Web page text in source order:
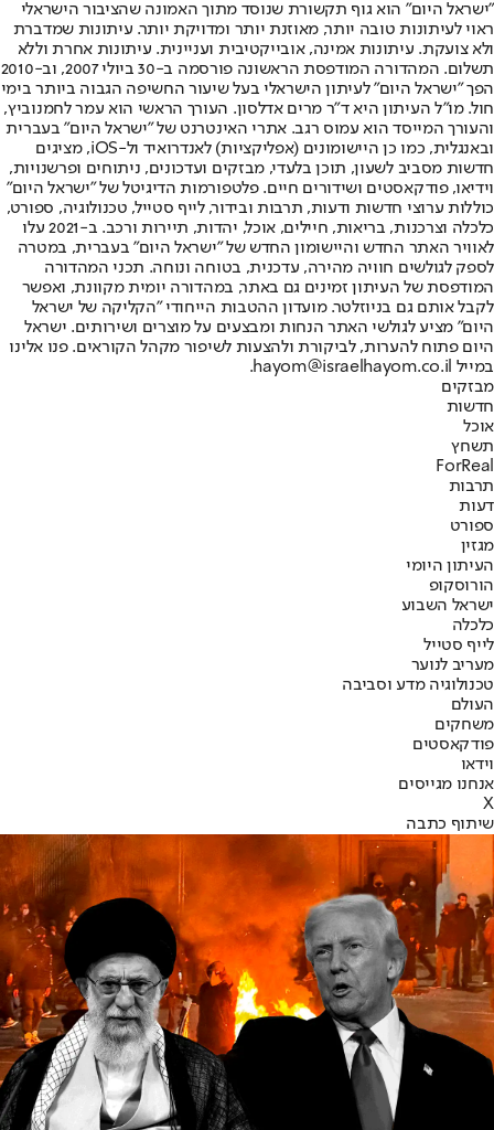
"ישראל היום" הוא גוף תקשורת שנוסד מתוך האמונה שהציבור הישראלי
ראוי לעיתונות טובה יותר, מאוזנת יותר ומדויקת יותר. עיתונות שמדברת
ולא צועקת. עיתונות אמינה, אובייקטיבית ועניינית. עיתונות אחרת וללא
תשלום. המהדורה המודפסת הראשונה פורסמה ב-30 ביולי 2007, וב-2010
הפך "ישראל היום" לעיתון הישראלי בעל שיעור החשיפה הגבוה ביותר בימי
חול. מו"ל העיתון היא ד"ר מרים אדלסון. העורך הראשי הוא עמר לחמנוביץ,
והעורך המייסד הוא עמוס רגב. אתרי האינטרנט של "ישראל היום" בעברית
ובאנגלית, כמו כן היישומונים (אפליקציות) לאנדרואיד ול-iOS, מציגים
חדשות מסביב לשעון, תוכן בלעדי, מבזקים ועדכונים, ניתוחים ופרשנויות,
וידיאו, פודקאסטים ושידורים חיים. פלטפורמות הדיגיטל של "ישראל היום"
כוללות ערוצי חדשות ודעות, תרבות ובידור, לייף סטייל, טכנולוגיה, ספורט,
כלכלה וצרכנות, בריאות, חיילים, אוכל, יהדות, תיירות ורכב. ב-2021 עלו
לאוויר האתר החדש והיישומון החדש של "ישראל היום" בעברית, במטרה
לספק לגולשים חוויה מהירה, עדכנית, בטוחה ונוחה. תכני המהדורה
המודפסת של העיתון זמינים גם באתר, במהדורה יומית מקוונת, ואפשר
לקבל אותם גם בניוזלטר. מועדון ההטבות הייחודי "הקליקה של ישראל
היום" מציע לגולשי האתר הנחות ומבצעים על מוצרים ושירותים. ישראל
היום פתוח להערות, לביקורת ולהצעות לשיפור מקהל הקוראים. פנו אלינו
במייל hayom@israelhayom.co.il.
מבזקים
חדשות
אוכל
תשחץ
ForReal
תרבות
דעות
ספורט
מגזין
העיתון היומי
הורוסקופ
ישראל השבוע
כלכלה
לייף סטייל
מעריב לנוער
טכנולוגיה מדע וסביבה
העולם
משחקים
פודקאסטים
וידאו
אנחנו מגייסים
X
שיתוף כתבה